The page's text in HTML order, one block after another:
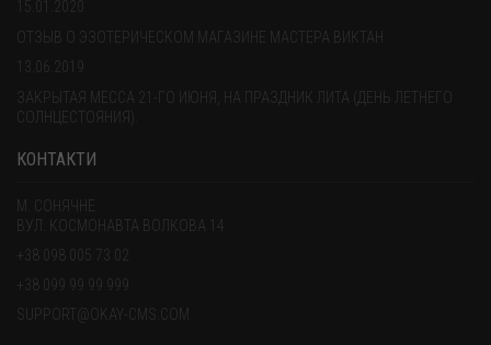
ОТЗЫВ О ЭЗОТЕРИЧЕСКОМ МАГАЗИНЕ МАСТЕРА ВИКТАН
13.06.2019
ЗАКРЫТАЯ МЕССА 21-ГО ИЮНЯ, НА ПРАЗДНИК ЛИТА (ДЕНЬ ЛЕТНЕГО
СОЛНЦЕСТОЯНИЯ).
КОНТАКТИ
М. СОНЯЧНЕ
ВУЛ. КОСМОНАВТА ВОЛКОВА 14
+38 098 005 73 02
+38 099 99 99 999
SUPPORT@OKAY-CMS.COM